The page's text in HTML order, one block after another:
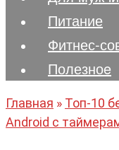
Питание
Фитнес-
Полезноe
Главная » Топ-10
Android с